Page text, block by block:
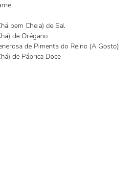
bem Cheia) de Sal
de Orégano
de Pimenta do Reino (A Gosto)
de Páprica Doce